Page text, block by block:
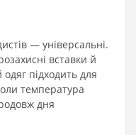
— універсальні.
вставки й
підходить для
температура
дня